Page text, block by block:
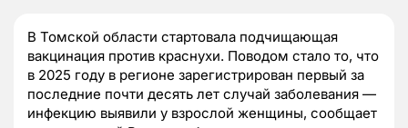
В Томской области стартовала подчищающая
вакцинация против краснухи. Поводом стало то, что
в 2025 году в регионе зарегистрирован первый за
последние почти десять лет случай заболевания —
инфекцию выявили у взрослой женщины, сообщает